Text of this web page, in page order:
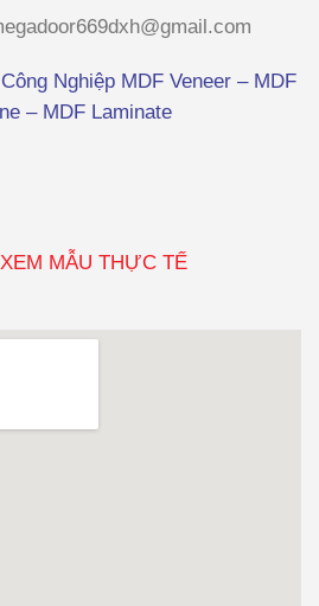
Nghiệp MDF Veneer – MDF
– MDF Laminate
MẪU THỰC TẾ